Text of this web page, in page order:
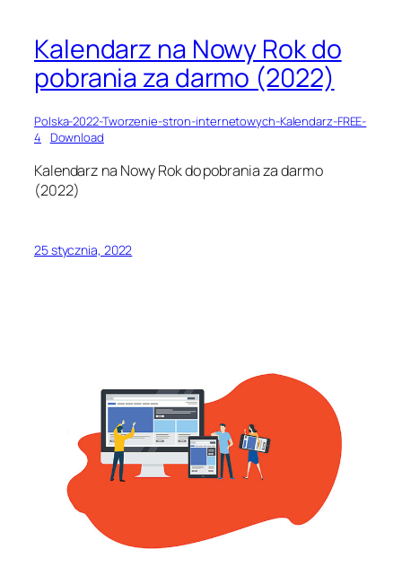
Kalendarz na Nowy Rok do
pobrania za darmo (2022)
Polska-2022-Tworzenie-stron-internetowych-Kalendarz-FREE-
4
Download
Kalendarz na Nowy Rok do pobrania za darmo
(2022)
25 stycznia, 2022